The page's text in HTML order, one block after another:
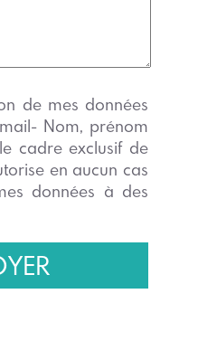
de mes données
Nom, prénom
cadre exclusif de
en aucun cas
données à des